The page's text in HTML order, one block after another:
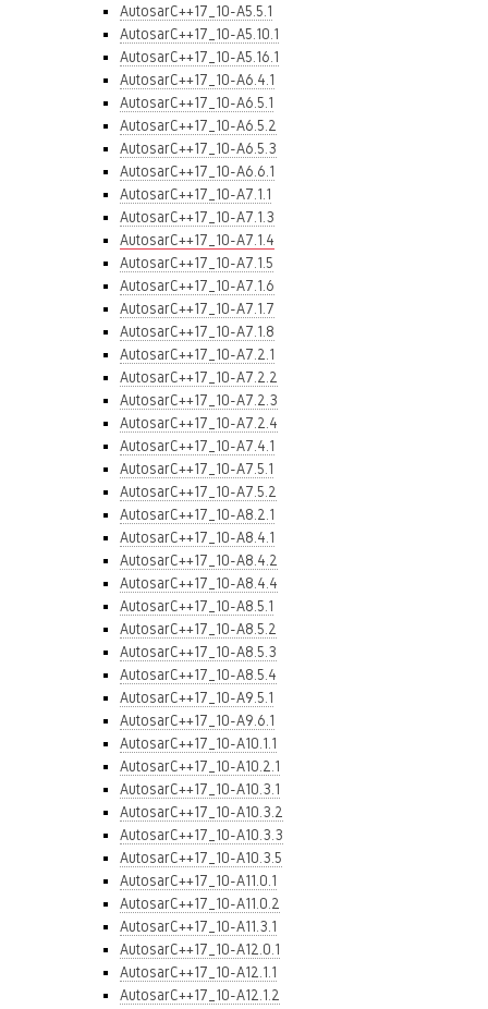
AutosarC++17_10-A5.5.1
AutosarC++17_10-A5.10.1
AutosarC++17_10-A5.16.1
AutosarC++17_10-A6.4.1
AutosarC++17_10-A6.5.1
AutosarC++17_10-A6.5.2
AutosarC++17_10-A6.5.3
AutosarC++17_10-A6.6.1
AutosarC++17_10-A7.1.1
AutosarC++17_10-A7.1.3
AutosarC++17_10-A7.1.4
AutosarC++17_10-A7.1.5
AutosarC++17_10-A7.1.6
AutosarC++17_10-A7.1.7
AutosarC++17_10-A7.1.8
AutosarC++17_10-A7.2.1
AutosarC++17_10-A7.2.2
AutosarC++17_10-A7.2.3
AutosarC++17_10-A7.2.4
AutosarC++17_10-A7.4.1
AutosarC++17_10-A7.5.1
AutosarC++17_10-A7.5.2
AutosarC++17_10-A8.2.1
AutosarC++17_10-A8.4.1
AutosarC++17_10-A8.4.2
AutosarC++17_10-A8.4.4
AutosarC++17_10-A8.5.1
AutosarC++17_10-A8.5.2
AutosarC++17_10-A8.5.3
AutosarC++17_10-A8.5.4
AutosarC++17_10-A9.5.1
AutosarC++17_10-A9.6.1
AutosarC++17_10-A10.1.1
AutosarC++17_10-A10.2.1
AutosarC++17_10-A10.3.1
AutosarC++17_10-A10.3.2
AutosarC++17_10-A10.3.3
AutosarC++17_10-A10.3.5
AutosarC++17_10-A11.0.1
AutosarC++17_10-A11.0.2
AutosarC++17_10-A11.3.1
AutosarC++17_10-A12.0.1
AutosarC++17_10-A12.1.1
AutosarC++17_10-A12.1.2